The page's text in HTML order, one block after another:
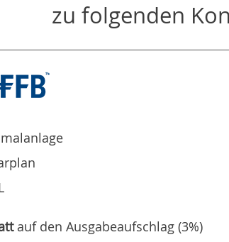
zu folgenden
auf den Ausgabeaufschlag (3%)